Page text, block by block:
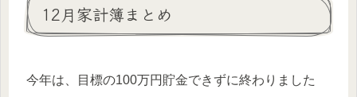
12月家計簿まとめ
今年は、目標の100万円貯金できずに終わりました